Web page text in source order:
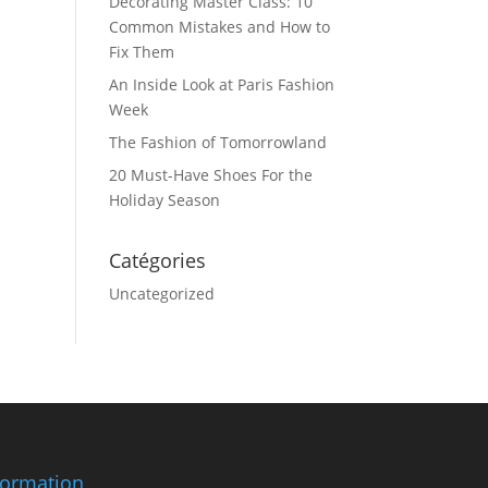
Common Mistakes and How to
Fix Them
An Inside Look at Paris Fashion
Week
The Fashion of Tomorrowland
20 Must-Have Shoes For the
Holiday Season
Catégories
Uncategorized